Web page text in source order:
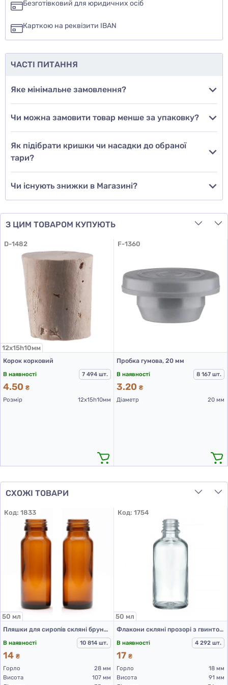
ще не знаю
Додати відгук
Безготівковий для юридичних осіб
Карткою на реквізити IBAN
ЧАСТІ ПИТАННЯ
Яке мінімальне замовлення?
Чи можна замовити товар менше за упаковку?
Як підібрати кришки чи насадки до обраної
тари?
Чи існують знижки в Магазині?
З ЦИМ ТОВАРОМ КУПУЮТЬ
D-1482
12х15h10мм
Корок корковий
В наявності
7 494 шт.
4.50 ₴
Розмір
12х15h10мм
F-1360
Пробка гумова, 20 мм
В наявності
8 167 шт.
3.20 ₴
Діаметр
20 мм
СХОЖІ ТОВАРИ
Код: 1833
50 мл
Пляшки для сиропів скляні брунатного кольору для Л-З 50 мл (скляні флакони 50 мл)
В наявності
10 814 шт.
14 ₴
Горло
28 мм
Висота
107 мм
Код: 1754
50 мл
Флакони скляні прозорі з гвинтовою горловиною 50 мл, DIN 18, для Л-З (скляний флакон 50 мл)
В наявності
4 292 шт.
17 ₴
Горло
18 мм
Висота
91 мм